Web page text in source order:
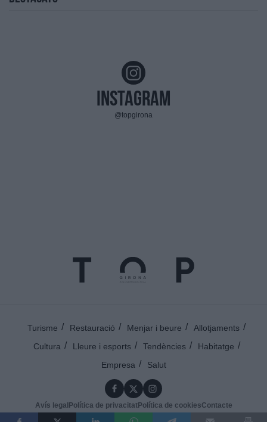
Instagram
@topgirona
Turisme Restauració Menjar i beure
Allotjaments
Cultura
Lleure i esports Tendències
Habitatge
Empresa
Salut
Avís legalPolítica de privacitatPolítica de cookiesContacte